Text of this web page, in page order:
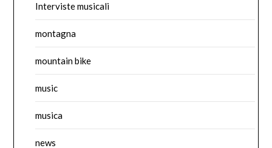
Interviste musicali
montagna
mountain bike
music
musica
news